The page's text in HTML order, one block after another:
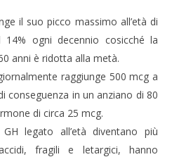
il suo picco massimo all’età di
ogni decennio cosicché la
anni è ridotta alla metà.
raggiunge 500 mcg a
conseguenza in un anziano di 80
di circa 25 mcg.
legato all’età diventano più
fragili e letargici, hanno